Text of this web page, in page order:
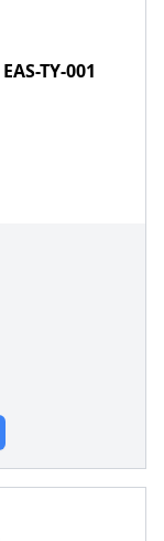
EAS-TY-001